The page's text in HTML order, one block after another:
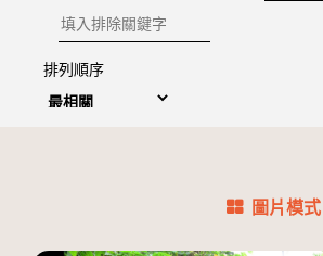
排除關鍵字
排列順序
圖片模式